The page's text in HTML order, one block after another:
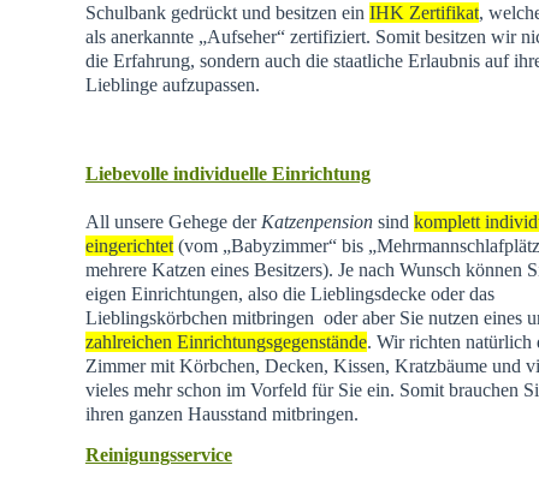
Schulbank gedrückt und besitzen ein IHK Zertifikat,
als anerkannte „Aufseher“ zertifiziert. Somit besitzen wir
die Erfahrung, sondern auch die staatliche Erlaubnis auf
Lieblinge aufzupassen.
Liebevolle individuelle Einrichtung
All unsere Gehege der Katzenpensionsind komplett
eingerichtet(vom „Babyzimmer“ bis
mehrere Katzen eines Besitzers). Je nach Wunsch können
eigen Einrichtungen, also die Lieblingsdecke oder das
Lieblingskörbchen mitbringen oder aber Sie nutzen eines
zahlreichen Einrichtungsgegenstände. Wir richten natürlich
Zimmer mit Körbchen, Decken, Kissen, Kratzbäume und
vieles mehr schon im Vorfeld für Sie ein. Somit brauchen
ihren ganzen Hausstand mitbringen.
Reinigungsservice